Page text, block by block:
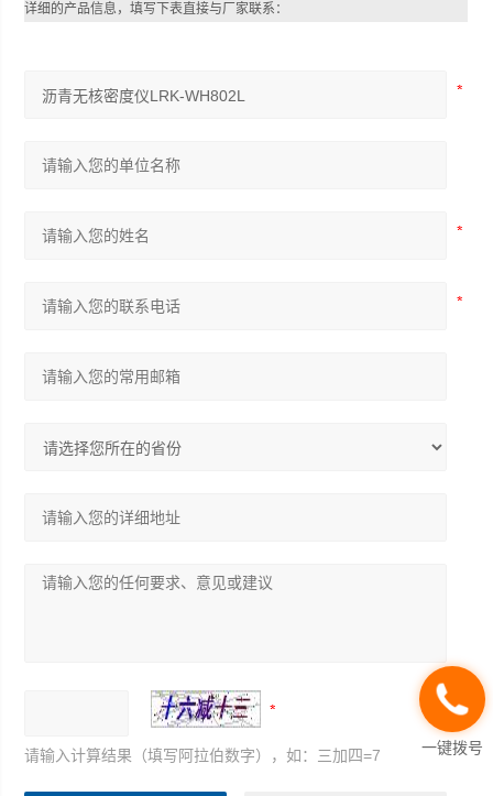
详细的产品信息，填写下表直接与厂家联系：
请输入计算结果（填写阿拉伯数字），如：三加四=7 一键拨号